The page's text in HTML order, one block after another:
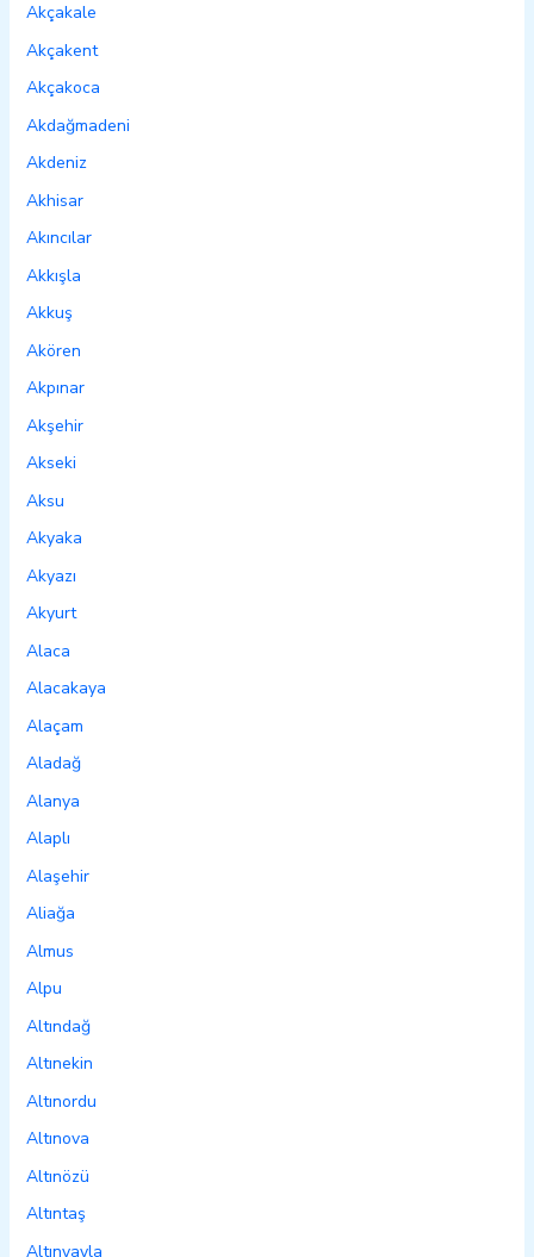
Akçakale
Akçakent
Akçakoca
Akdağmadeni
Akdeniz
Akhisar
Akıncılar
Akkışla
Akkuş
Akören
Akpınar
Akşehir
Akseki
Aksu
Akyaka
Akyazı
Akyurt
Alaca
Alacakaya
Alaçam
Aladağ
Alanya
Alaplı
Alaşehir
Aliağa
Almus
Alpu
Altındağ
Altınekin
Altınordu
Altınova
Altınözü
Altıntaş
Altınyayla